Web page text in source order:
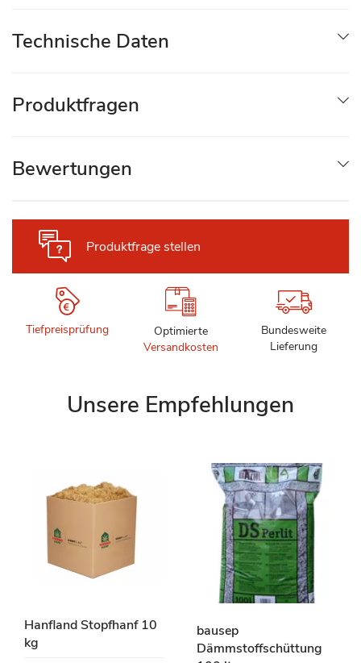
Produktfrage stellen
Tiefpreisprüfung
Optimierte
Versandkosten
Bundesweite
Lieferung
Technische Daten
Produktfragen
Bewertungen
Unsere Empfehlungen
Hanfland Stopfhanf 10
kg
bausep
Dämmstoffschüttung